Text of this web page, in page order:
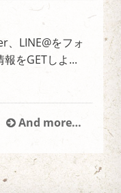
LINE@をフォ
をGETしよ...
And more…